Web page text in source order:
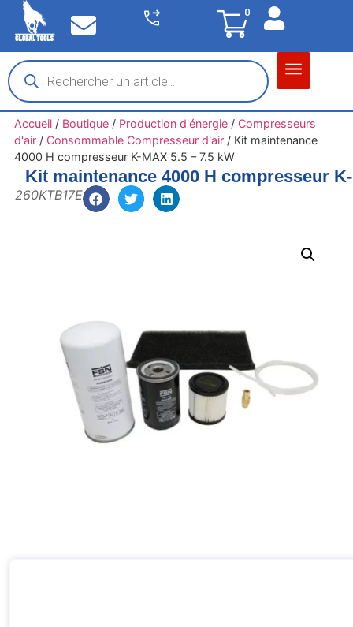
0
Accueil/ Boutique/ Production d'énergie/ Compresseurs
d'air/ Consommable Compresseur d'air/ Kit maintenance
4000 H compresseur K-MAX 5.5 – 7.5 kW
Kit maintenance 4000 H compresseur
260KTB17E